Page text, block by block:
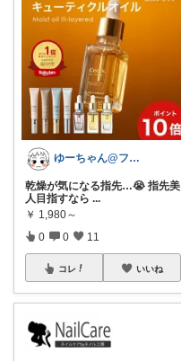
ゆーちゃん@フォロワーさまから購入💕
乾燥が気になる指先…😭 指先美
人目指すなら ...
￥ 1,980～
0 0 11
コレ いいね